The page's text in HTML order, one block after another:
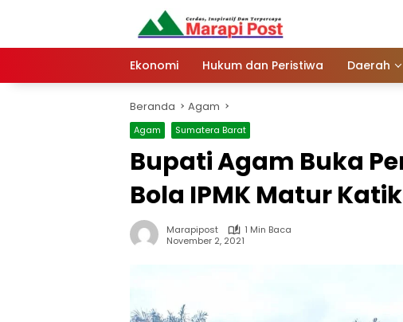
Ekonomi Hukum dan Peristiwa Daerah
Beranda Agam
Agam Sumatera Barat
Bupati Agam Buka
Bola IPMK Matur Katik
Marapipost
1 Min Baca
November 2, 2021